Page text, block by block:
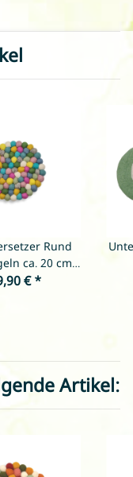
Rund
ca. 20 cm -
€*
Artikel: